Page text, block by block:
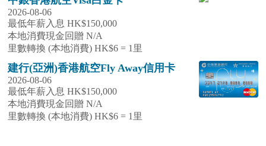
2026-08-06
最低年薪入息 HK$150,000
本地消費現金回贈 N/A
里數轉換 (本地消費) HK$6 = 1里
建行(亞洲)香港航空Fly Away信用卡
2026-08-06
最低年薪入息 HK$150,000
本地消費現金回贈 N/A
里數轉換 (本地消費) HK$6 = 1里